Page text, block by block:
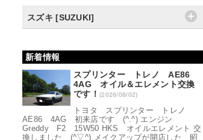
スズキ [SUZUKI]
新着情報
スプリンター トレノ AE86
4AG オイル＆エレメント交換
です！ (2026/08/02)
トヨタ スプリンター トレノ
AE86 4AG 初来店です (^.^) エンジン
Greddy F2 15W50 HKS オイルエレメント 交
換しました (^▽^) メイクアップが開店した 昭